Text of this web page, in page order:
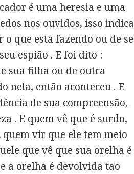
é uma heresia e uma
nos ouvidos, isso indica
que está fazendo ou de se
espião . E foi dito :
sua filha ou de outra
nela, então aconteceu . E
de sua compreensão,
. E quem vê que é surdo,
vir que ele tem meio
que vê que sua orelha é
a orelha é devolvida tão